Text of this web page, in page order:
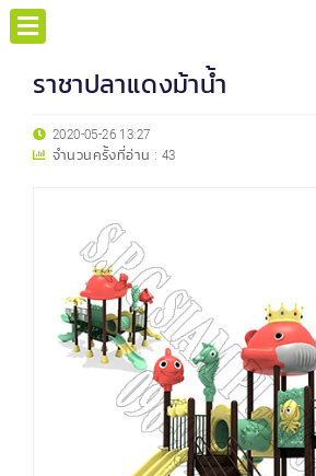
ราชาปลาแดงม้าน้ำ
2020-05-26 13:27
จำนวนครั้งที่อ่าน : 43